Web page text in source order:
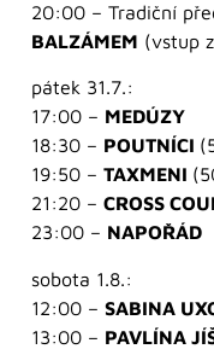
20:00 – Tradiční
BALZÁMEM (vstup
pátek 31.7.:
17:00 – MEDÚZY
18:30 – POUTNÍCI
19:50 – TAXMENI
21:20 – CROSS
23:00 – NAPOŘÁD
sobota 1.8.:
12:00 – SABINA
13:00 – PAVLÍNA